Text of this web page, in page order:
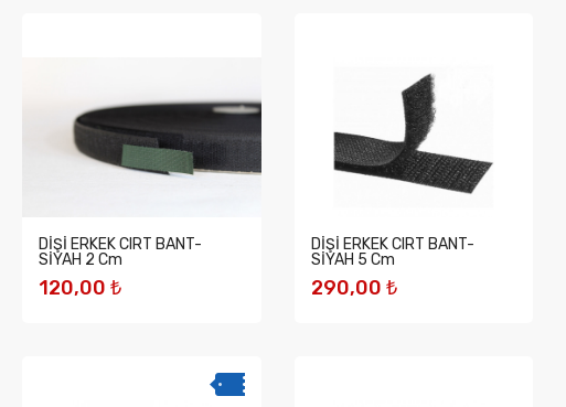
DİŞİ ERKEK CIRT BANT-
SİYAH 2 Cm
120,00 ₺
DİŞİ ERKEK CIRT BANT-
SİYAH 5 Cm
290,00 ₺